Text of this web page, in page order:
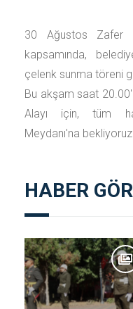
30 Ağustos Zafer
kapsamında,
çelenk sunma töreni
Bu akşam saat
Alayı için, tüm
Meydanı'na
HABER